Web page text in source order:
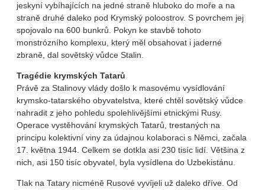
jeskyní vybíhajících na jedné straně hluboko do moře a na
straně druhé daleko pod Krymský poloostrov. S povrchem jej
spojovalo na 600 bunkrů. Pokyn ke stavbě tohoto
monstrózního komplexu, který měl obsahovat i jaderné
zbraně, dal sovětský vůdce Stalin.
Tragédie krymských Tatarů
Právě za Stalinovy vlády došlo k masovému vysídlování
krymsko-tatarského obyvatelstva, které chtěl sovětský vůdce
nahradit z jeho pohledu spolehlivějšími etnickými Rusy.
Operace vystěhování krymských Tatarů, trestaných na
principu kolektivní viny za údajnou kolaboraci s Němci, začala
17. května 1944. Celkem se dotkla asi 230 tisíc lidí. Většina z
nich, asi 150 tisíc obyvatel, byla vysídlena do Uzbekistánu.
Tlak na Tatary nicméně Rusové vyvíjeli už daleko dříve. Od